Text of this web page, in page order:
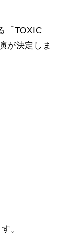
「TOXIC
が決定しま
。